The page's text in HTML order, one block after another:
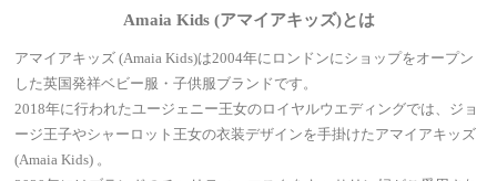
Amaia Kids (アマイアキッズ)とは
アマイアキッズ (Amaia Kids)は2004年にロンドンにショップをオープン
した英国発祥ベビー服・子供服ブランドです。
2018年に行われたユージェニー王女のロイヤルウエディングでは、ジョ
ージ王子やシャーロット王女の衣装デザインを手掛けたアマイアキッズ
(Amaia Kids) 。